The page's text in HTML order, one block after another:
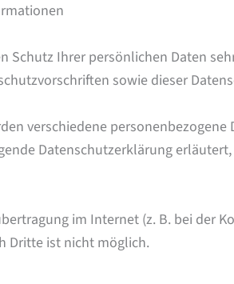
Schutz Ihrer persönlichen Daten
sowie dieser
verschiedene
Datenschutzerklärung
im Internet (z. B. bei der
Dritte ist nicht möglich.